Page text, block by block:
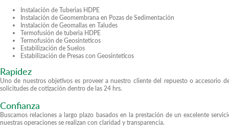
Instalación de Tuberias HDPE
Instalación de Geomembrana en Pozas de Sedimentación
Instalación de Geomallas en Taludes
Termofusión de tuberia HDPE
Termofusión de Geosinteticos
Estabilización de Suelos
Estabilización de Presas con Geosinteticos
Rapidez
Uno de nuestros objetivos es proveer a nuestro cliente del repuesto o accesorio
solicitudes de cotización dentro de las 24 hrs.
Confianza
Buscamos relaciones a largo plazo basados en la prestación de un excelente
nuestras operaciones se realizan con claridad y transparencia.